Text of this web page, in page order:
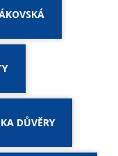
DŮVĚRY